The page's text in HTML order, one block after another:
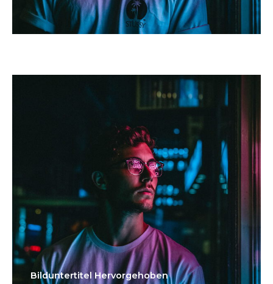
Bild­unter­titel Hervorgehoben